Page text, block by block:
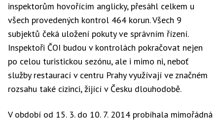
inspektorům hovořícím anglicky, přesáhl celkem u
všech provedených kontrol 464 korun. Všech 9
subjektů čeká uložení pokuty ve správním řízení.
Inspektoři ČOI budou v kontrolách pokračovat nejen
po celou turistickou sezónu, ale i mimo ni, neboť
služby restaurací v centru Prahy využívají ve značném
rozsahu také cizinci, žijící v Česku dlouhodobě.
V období od 15. 3. do 10. 7. 2014 probíhala mimořádná